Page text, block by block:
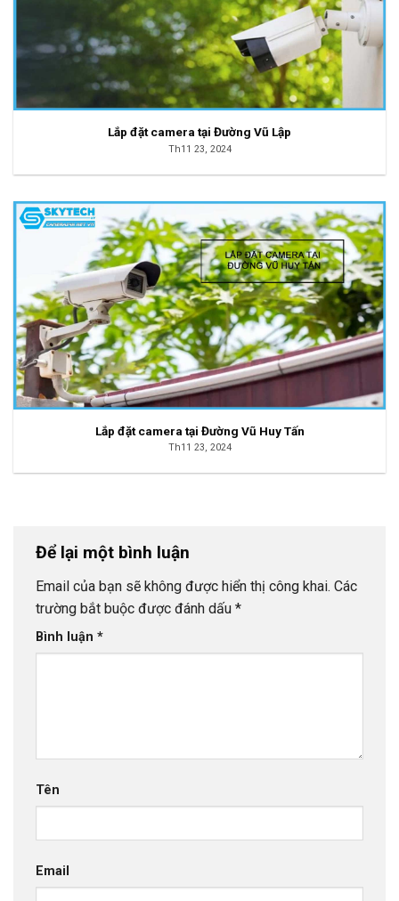
Lắp đặt camera tại Đường Vũ Lập
Th11 23, 2024
Lắp đặt camera tại Đường Vũ Huy Tấn
Th11 23, 2024
Để lại một bình luận
Email của bạn sẽ không được hiển thị công khai. Các
trường bắt buộc được đánh dấu *
Bình luận *
Tên
Email